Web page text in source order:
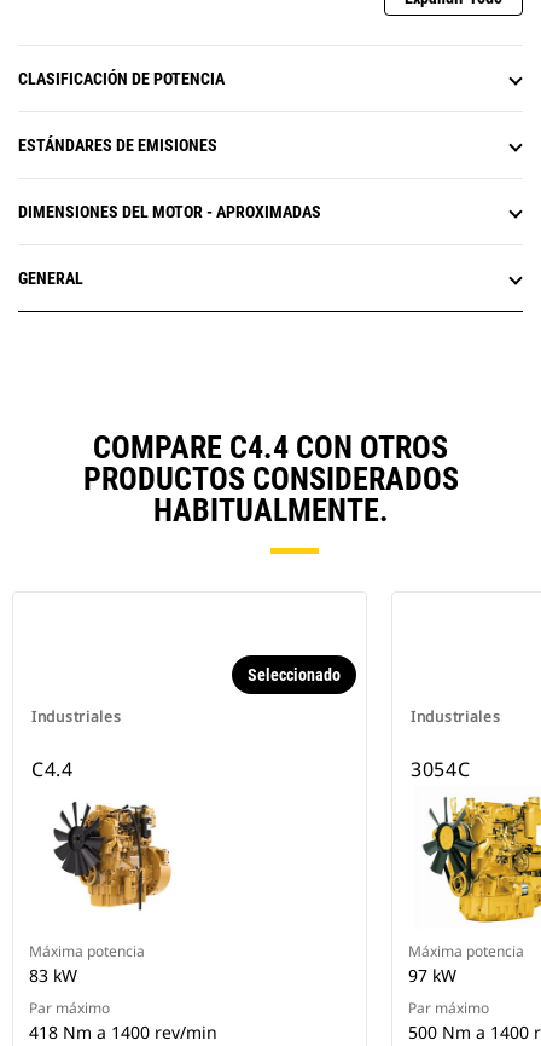
CLASIFICACIÓN DE POTENCIA
ESTÁNDARES DE EMISIONES
DIMENSIONES DEL MOTOR - APROXIMADAS
GENERAL
COMPARE C4.4 CON OTROS
PRODUCTOS CONSIDERADOS
HABITUALMENTE.
Industriales
Seleccionado
C4.4
Máxima potencia
83 kW
Par máximo
418 Nm a 1400 rev/min
Industriales
3054C
Máxima potencia
97 kW
Par máximo
500 Nm a 1400